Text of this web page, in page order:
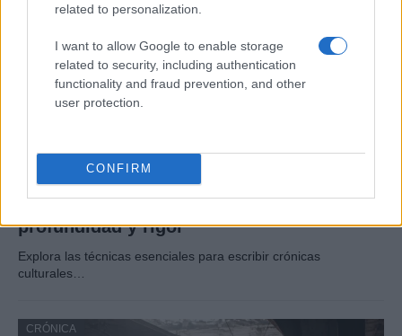
related to personalization.
I want to allow Google to enable storage
related to security, including authentication
functionality and fraud prevention, and other
user protection.
CONFIRM
Cómo escribir crónicas culturales con
profundidad y rigor
Explora las técnicas esenciales para escribir crónicas
culturales…
CRÓNICA